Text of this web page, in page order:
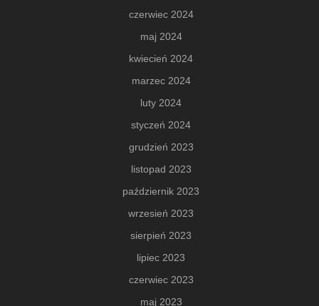
czerwiec 2024
maj 2024
kwiecień 2024
marzec 2024
luty 2024
styczeń 2024
grudzień 2023
listopad 2023
październik 2023
wrzesień 2023
sierpień 2023
lipiec 2023
czerwiec 2023
maj 2023